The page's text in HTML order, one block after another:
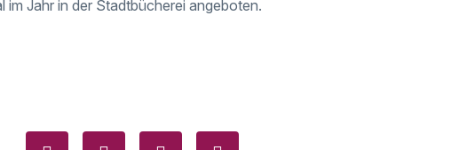
im Jahr in der Stadtbücherei angeboten.